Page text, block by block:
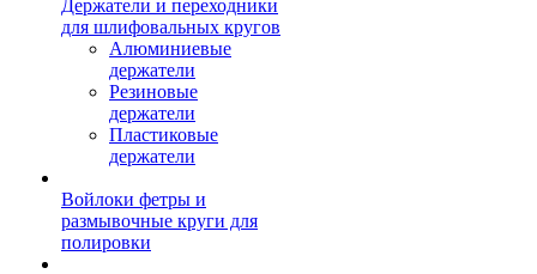
Держатели и переходники
для шлифовальных кругов
Алюминиевые
держатели
Резиновые
держатели
Пластиковые
держатели
Войлоки фетры и
размывочные круги для
полировки